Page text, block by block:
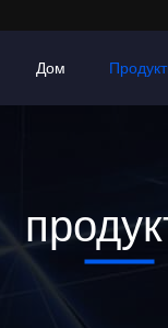
Дом